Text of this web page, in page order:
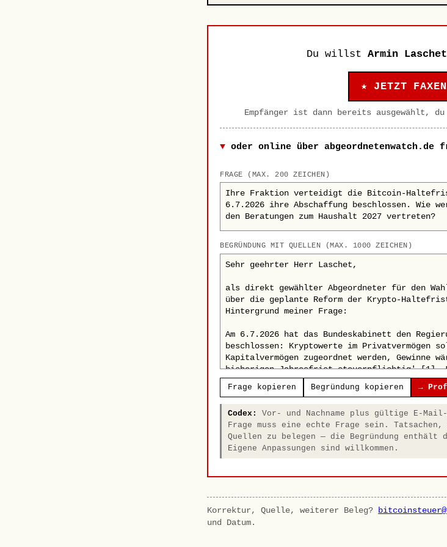
Du willst Armin Laschet
★ JETZT
Empfänger ist dann bereits ausgewählt,
oder online über abgeordnetenwatch.de
FRAGE (MAX. 200 ZEICHEN)
BEGRÜNDUNG MIT QUELLEN (MAX. 1000 ZEICHEN)
Frage kopieren Begründung kopieren →
Codex:
Vor- und Nachname plus gültige E-
Frage muss eine echte Frage sein.
Quellen zu belegen — die Begründung
Eigene Anpassungen sind willkommen.
Korrektur, Quelle, weiterer Beleg?
und Datum.